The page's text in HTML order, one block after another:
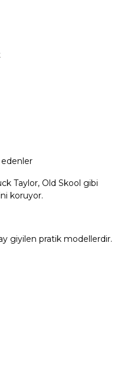
Taylor, Old Skool gibi
koruyor.
giyilen pratik modellerdir.